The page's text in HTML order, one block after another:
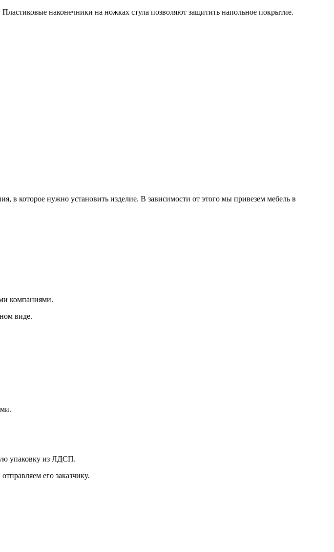
наконечники на ножках стула позволяют защитить напольное покрытие.
в которое нужно установить изделие. В зависимости от этого мы привезем мебель в
компаниями.
виде.
упаковку из ЛДСП.
его заказчику.